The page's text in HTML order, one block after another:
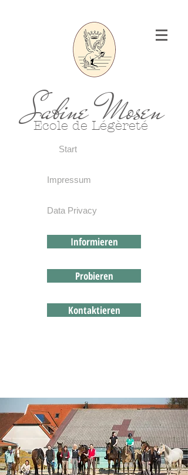
Sabine Mosen
Ecole de Légèreté
Start
Impressum
Data Privacy
Informieren
Probieren
Kontaktieren